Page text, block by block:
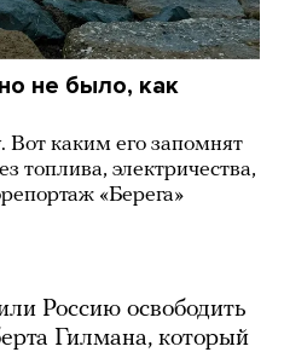
не было, как
каким его запомнят
топлива, электричества,
«Берега»
Россию освободить
Гилмана, который